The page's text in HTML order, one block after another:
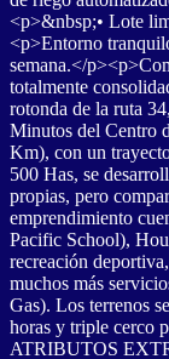
<p>&nbsp;• Lote
<p>Entorno
semana.</
totalmente
rotonda de la ruta
Minutos del Centro
Km), con un
500 Has, se
propias, pero
emprendimiento
Pacific School),
recreación
muchos más
Gas). Los terrenos
horas y triple cerco
ATRIBUTOS